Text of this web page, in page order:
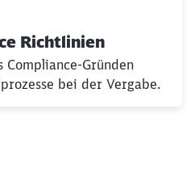
Richtlinien
Compliance-Gründen
bei der Vergabe.